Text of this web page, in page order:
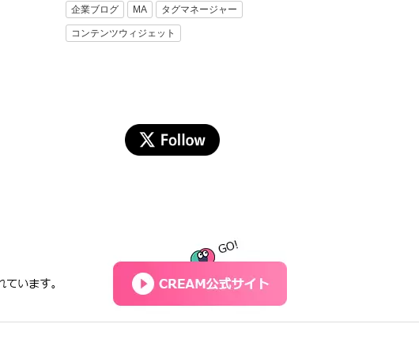
企業ブログ MA タグマネージャー
コンテンツウィジェット